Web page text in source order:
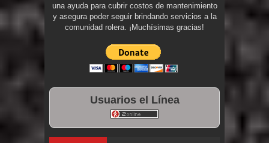
una ayuda para cubrir costos de mantenimiento
y asegura poder seguir brindando servicios a la
comunidad rolera. ¡Muchísimas gracias!
Usuarios el Línea